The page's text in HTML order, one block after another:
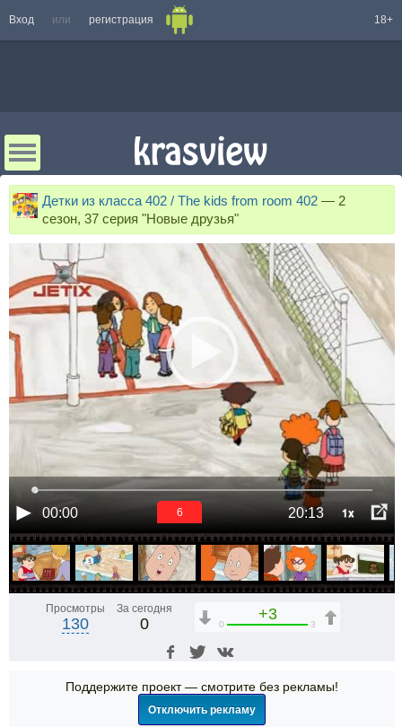
Вход или регистрация 18+
Детки из класса 402 / The kids from room 402 — 2
сезон, 37 серия "Новые друзья"
00:00 20:13 1x
6
Просмотры
130
За сегодня
0
+3
0 3
Поддержите проект — смотрите без рекламы!
Отключить рекламу